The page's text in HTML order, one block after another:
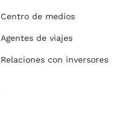
Centro de medios
Agentes de viajes
Relaciones con inversores